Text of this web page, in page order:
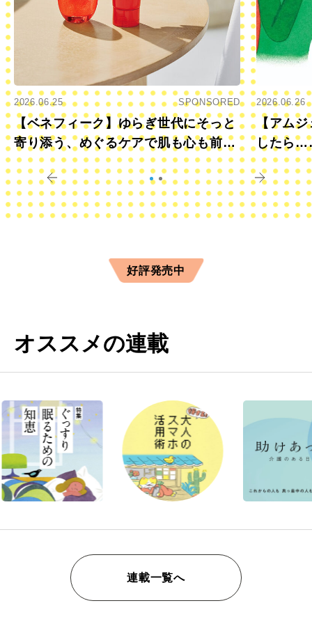
2026.06.25 SPONSORED
【ベネフィーク】ゆらぎ世代にそっと
寄り添う、めぐるケアで肌も心も前向
きに
2026.06.26
【アムジ
したら
すか？
好評発売中
オススメの連載
連載一覧へ